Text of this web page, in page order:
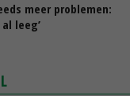
meer problemen:
leeg’